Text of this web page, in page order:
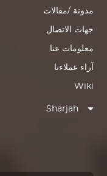
مدونة /مقالات
جهات الاتصال
معلومات عنا
آراء عملاءنا
Wiki
Sharjah